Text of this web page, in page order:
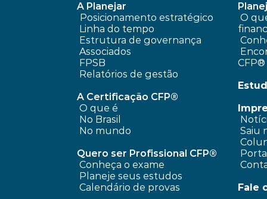
A Planejar
Posicionamento estratégico
Linha do tempo
Estrutura de governança
Associados
FPSB
Relatórios de gestão
A Certificação CFP®
O que é
No Brasil
No mundo
Quero ser Profissional CFP®
Conheça o exame
Planeje seus estudos
Calendário de provas
CFP®
Saiu
Fale